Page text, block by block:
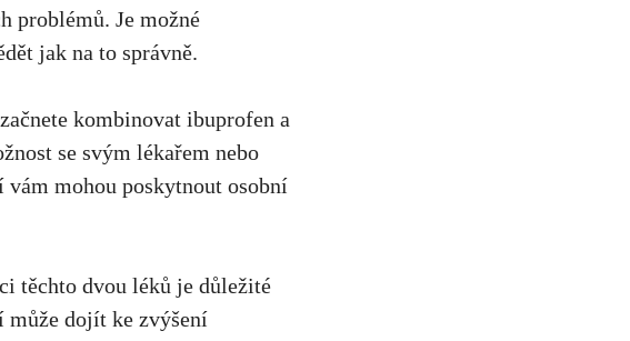
problémů. Je možné
jak na to správně.
kombinovat ibuprofen ⁣a
se svým lékařem nebo
mohou poskytnout osobní
těchto ​dvou ‍léků je důležité
může dojít ke⁢ zvýšení